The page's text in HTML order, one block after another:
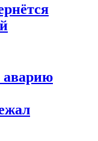
аварию